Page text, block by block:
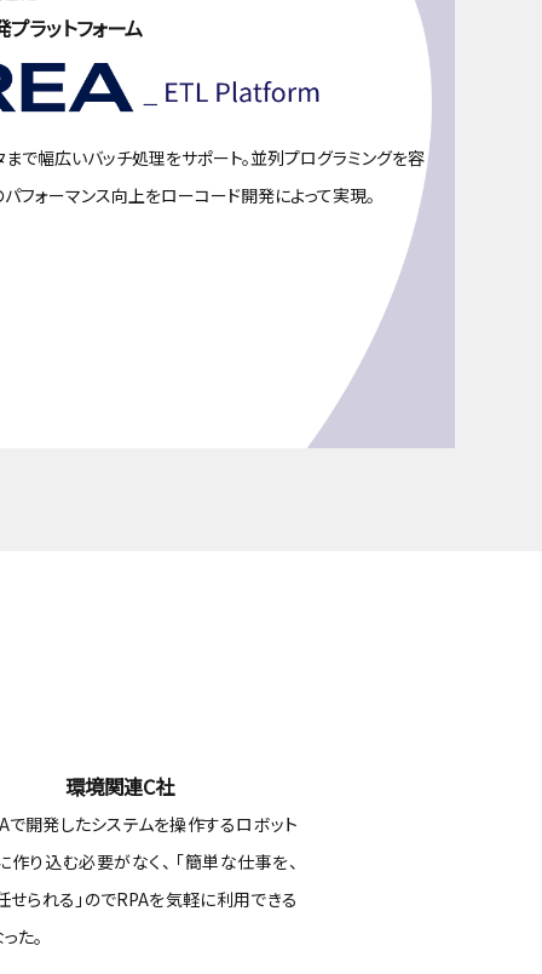
ラットフォーム
で幅広いバッチ処理をサポート。並列プログラミングを容
フォーマンス向上をローコード開発によって実現。
環境関連C社
で開発したシステムを操作するロボット
作り込む必要がなく、 「簡単な仕事を、
せられる」のでRPAを気軽に利用できる
た。